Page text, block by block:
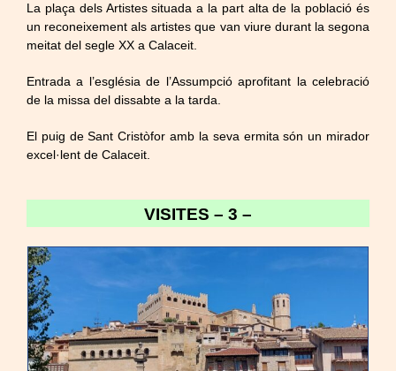
La plaça dels Artistes situada a la part alta de la població és
un reconeixement als artistes que van viure durant la segona
meitat del segle XX a Calaceit.
Entrada a l’església de l’Assumpció aprofitant la celebració
de la missa del dissabte a la tarda.
El puig de Sant Cristòfor amb la seva ermita són un mirador
excel·lent de Calaceit.
VISITES – 3 –